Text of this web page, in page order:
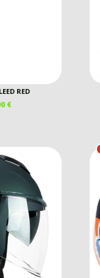
RED
€.
€IL
145,00 €.